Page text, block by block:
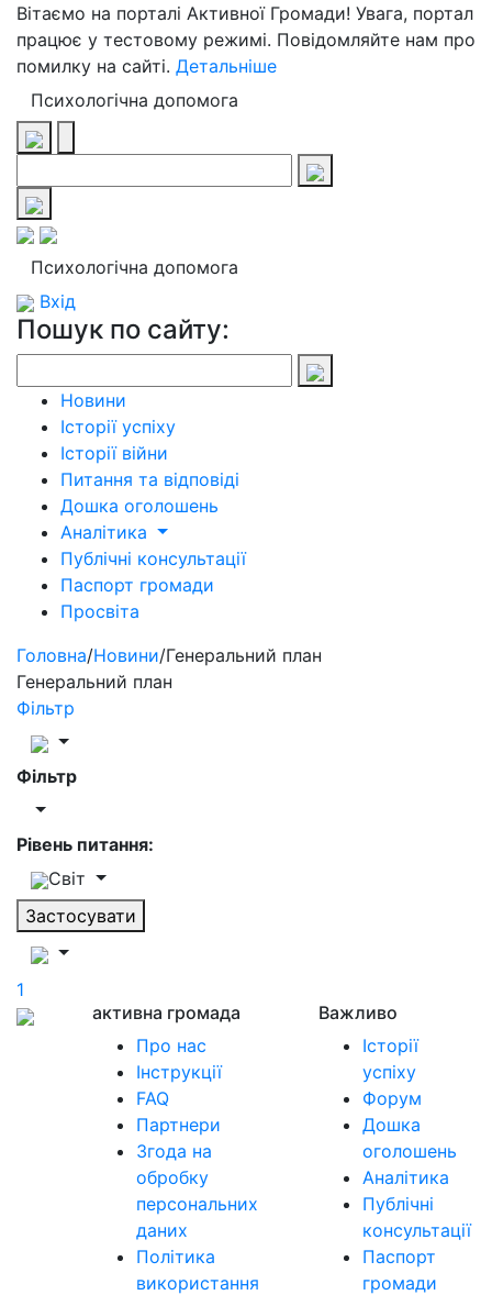
Вітаємо на порталі Активної Громади! Увага, портал
працює у тестовому режимі. Повідомляйте нам про
помилку на сайті. Детальніше
Психологічна допомога
Психологічна допомога
Вхід
Пошук по сайту:
Новини
Історії успіху
Історії війни
Питання та відповіді
Дошка оголошень
Аналітика
Публічні консультації
Паспорт громади
Просвіта
Головна/Новини/Генеральний план
Генеральний план
Фільтр
Фільтр
Рівень питання:
Світ
Застосувати
1
активна громада
Про нас
Інструкції
FAQ
Партнери
Згода на
обробку
персональних
даних
Політика
використання
Важливо
Історії
успіху
Форум
Дошка
оголошень
Аналітика
Публічні
консультації
Паспорт
громади